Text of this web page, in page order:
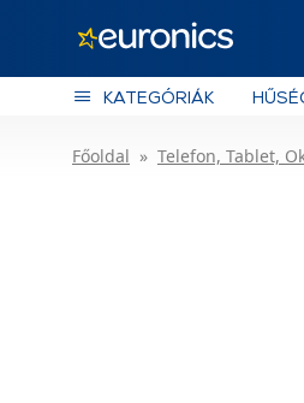
KATEGÓRIÁK
Főoldal Telefon, Tablet,